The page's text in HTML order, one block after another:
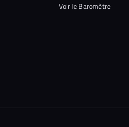
Voir le Baromètre